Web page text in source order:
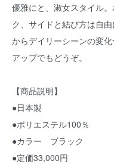
優雅にと、淑女スタイル
ク、サイドと結び方は自
からデイリーシーンの変
アップでもどうぞ。
【商品説明】
●日本製
●ポリエステル100％
●カラー ブラック
●定価33,000円